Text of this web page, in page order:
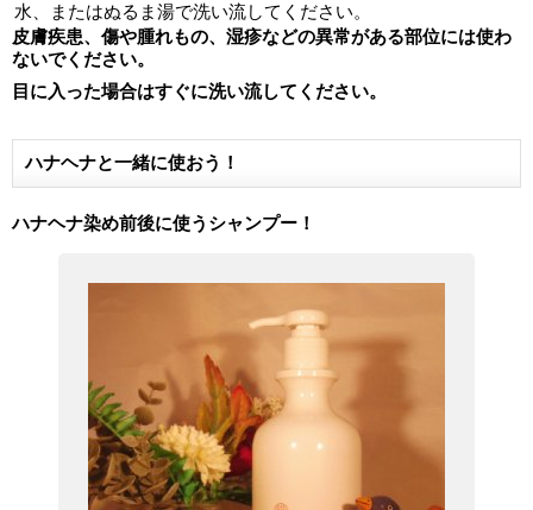
水、またはぬるま湯で洗い流してください。
皮膚疾患、傷や腫れもの、湿疹などの異常がある部位には使わ
ないでください。
目に入った場合はすぐに洗い流してください。
ハナヘナと一緒に使おう！
ハナヘナ染め前後に使うシャンプー！